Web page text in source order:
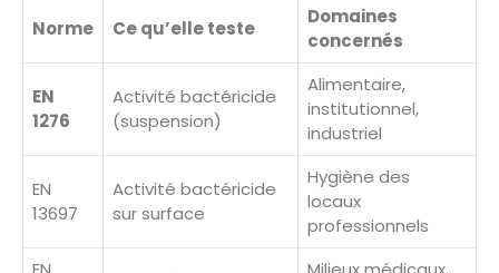
Norme Ce qu’elle teste
Domaines
concernés
EN
1276
Activité bactéricide
(suspension)
Alimentaire,
institutionnel,
industriel
EN
13697
Activité bactéricide
sur surface
Hygiène des
locaux
professionnels